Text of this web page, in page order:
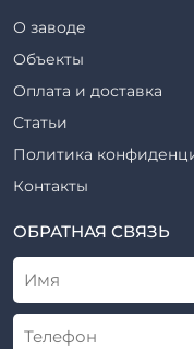
Фермы
Фундаментные блоки
Фундаменты
Шахты лифтов
Шпалы
Элементы
Трубы асбоцементные
Приставки
ГОСТ 14295-75
Лестничные марши
Серия
ТП
ТПР
Шифр
Рабочие чертежи
ВСН
ТУ
Альбом
О заводе
Объекты
Оплата и доставка
Статьи
Политика
Контакты
ОБРАТНАЯ СВЯЗЬ